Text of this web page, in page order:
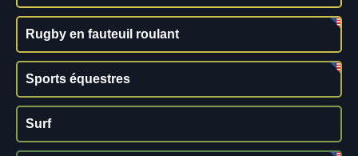
Rugby en fauteuil roulant
Sports équestres
Surf